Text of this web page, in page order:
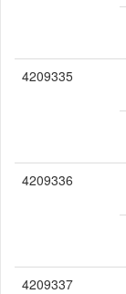
4209335
4209336
4209337